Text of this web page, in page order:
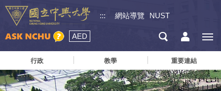
::: 網站導覽 NUST
AED
行政 教學 重要連結